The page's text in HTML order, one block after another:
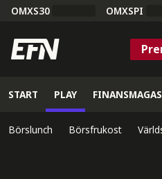
OMXS30 OMXSPI
START PLAY
Börslunch Börsfrukost